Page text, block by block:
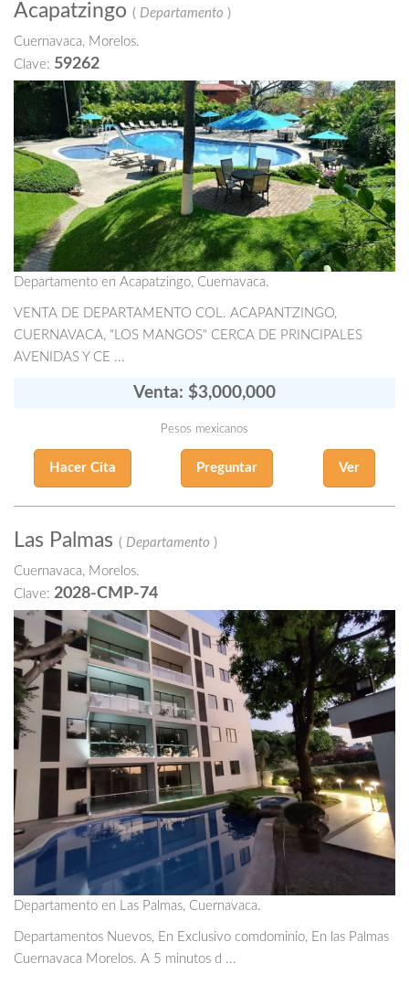
Acapatzingo ( Departamento )
Cuernavaca, Morelos.
Clave: 59262
Departamento en Acapatzingo, Cuernavaca.
VENTA DE DEPARTAMENTO COL. ACAPANTZINGO,
CUERNAVACA, "LOS MANGOS" CERCA DE PRINCIPALES
AVENIDAS Y CE ...
Venta: $3,000,000
Pesos mexicanos
Hacer Cita Preguntar Ver
Las Palmas ( Departamento )
Cuernavaca, Morelos.
Clave: 2028-CMP-74
Departamento en Las Palmas, Cuernavaca.
Departamentos Nuevos, En Exclusivo comdominio, En las Palmas
Cuernavaca Morelos. A 5 minutos d ...